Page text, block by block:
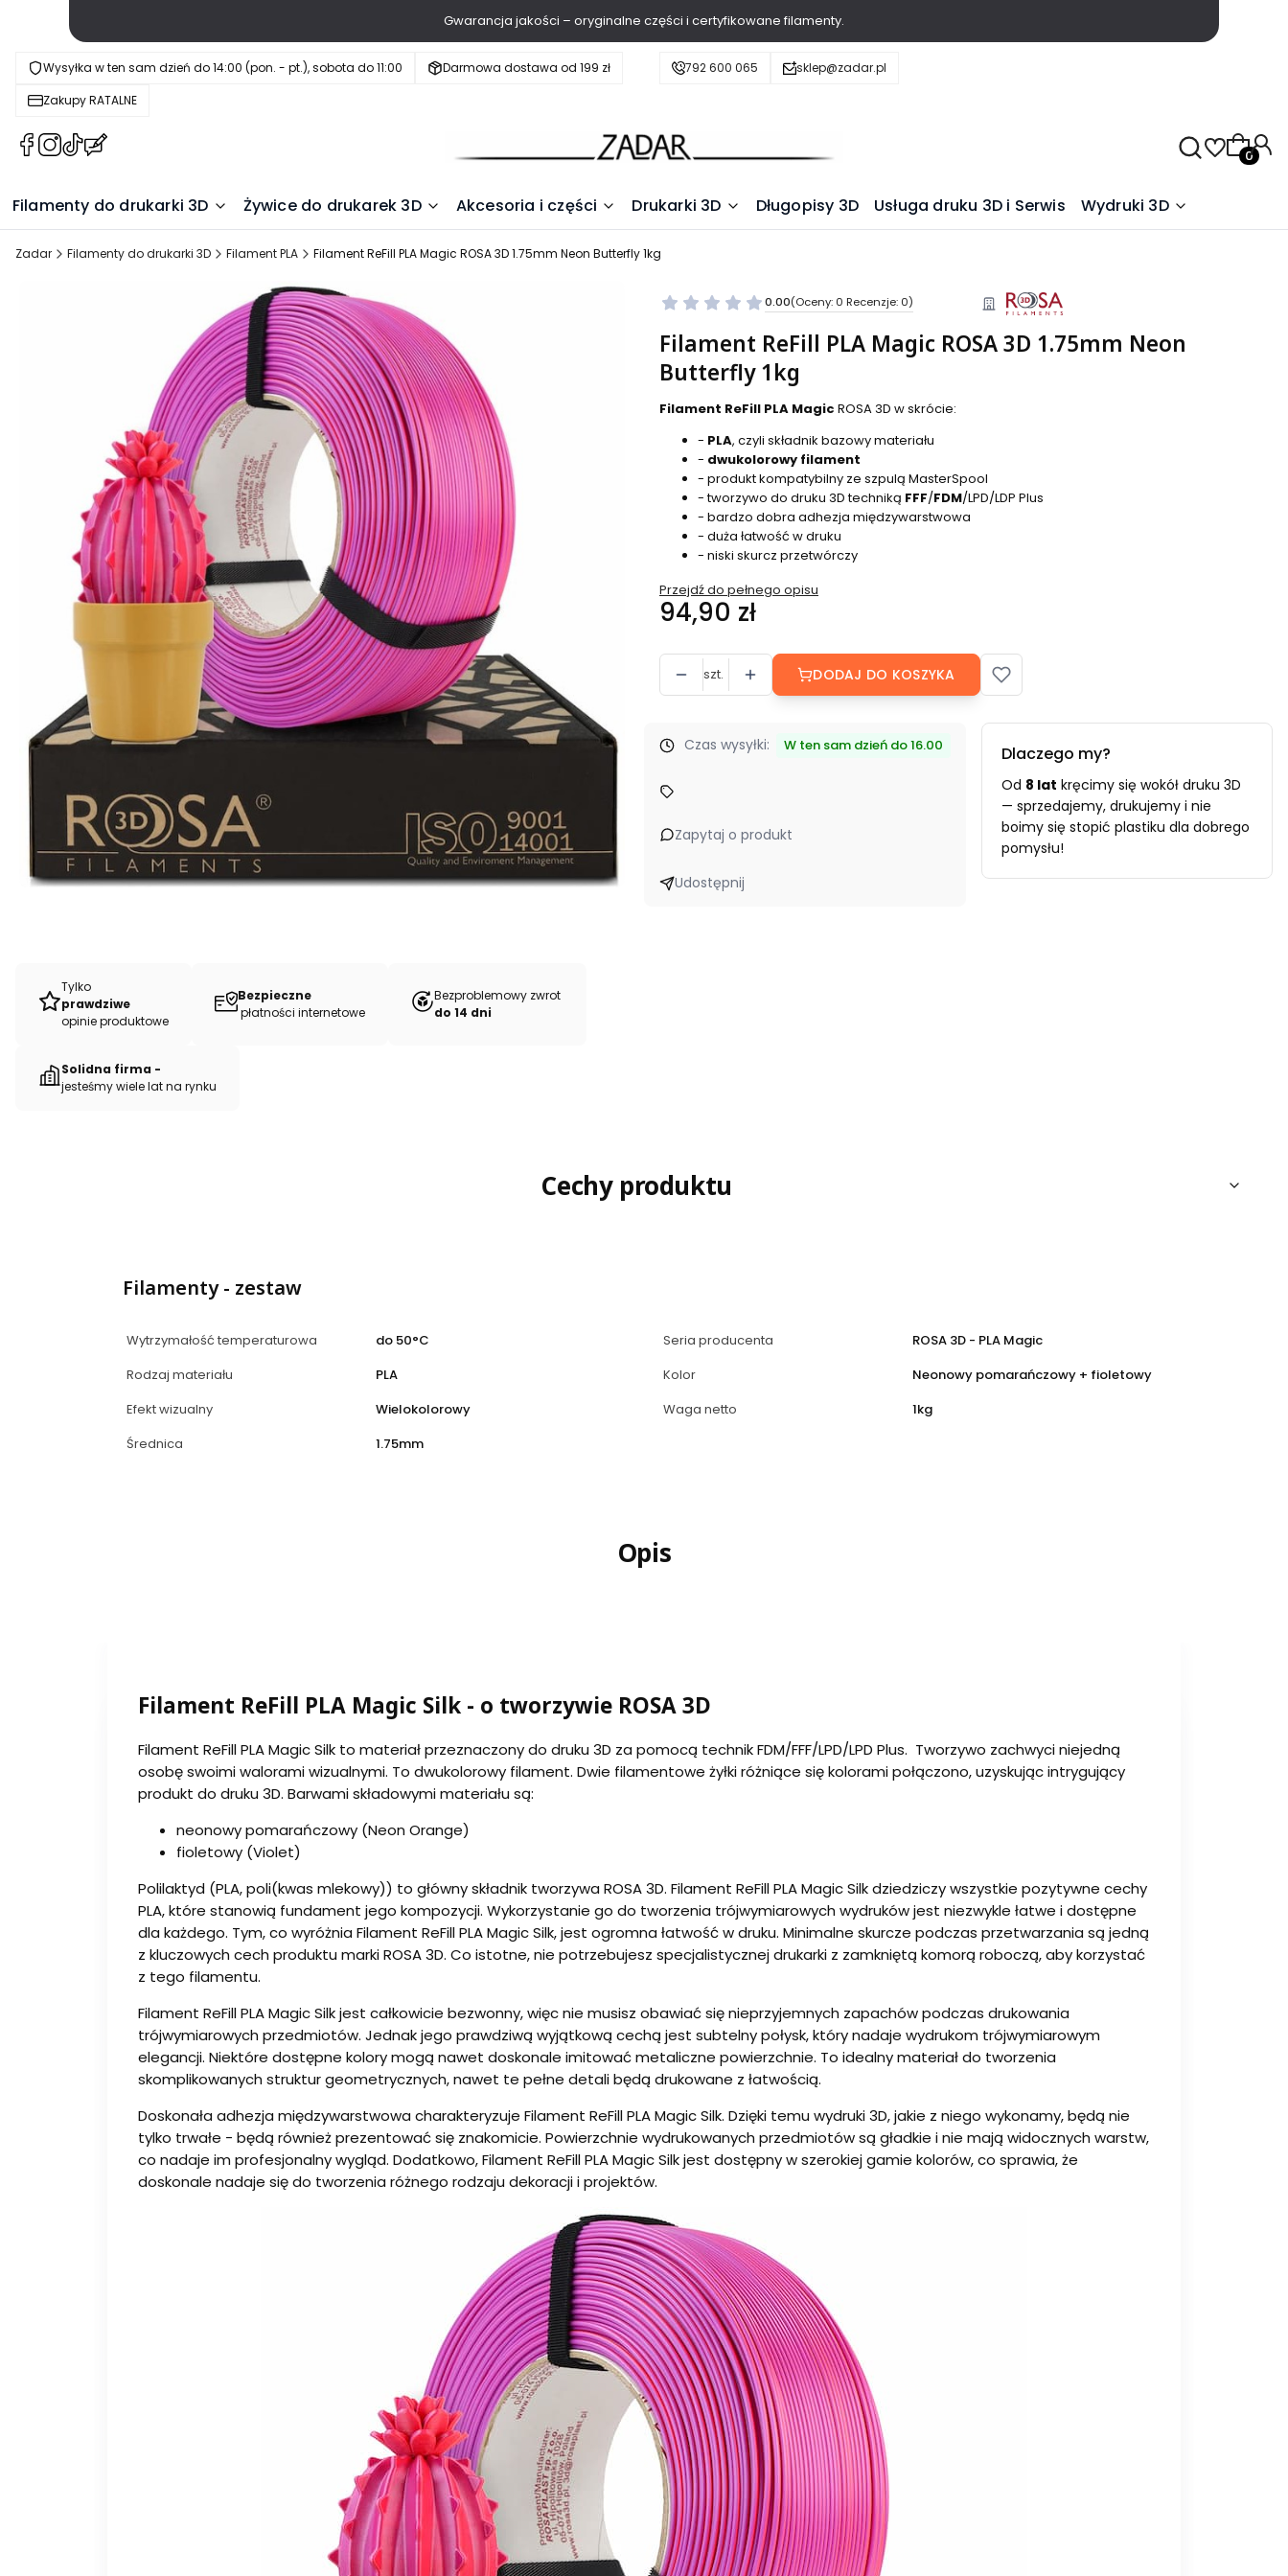
Gwarancja jakości – oryginalne części i certyfikowane filamenty.
Wysyłka w ten sam dzień do 14:00 (pon. - pt.), sobota do 11:00
Darmowa dostawa od 199 zł
Zakupy RATALNE
792 600 065 sklep@zadar.pl
(Otwiera
nowej
karcie)
(Otwiera
nowej
karcie)
(Otwiera
nowej
karcie)
(Otwiera
nowej
karcie)
Filamenty do drukarki 3D Żywice do drukarek 3D Akcesoria i części Drukarki 3D Długopisy 3D Usługa druku 3D i Serwis Wydruki 3D
Zadar Filamenty do drukarki 3D Filament PLA Filament ReFill PLA Magic ROSA 3D 1.75mm Neon Butterfly 1kg
Tylko
prawdziwe
opinie produktowe
Bezpieczne
płatności internetowe
Bezproblemowy zwrot
do 14 dni
Solidna firma -
jesteśmy wiele lat na rynku
0.00(Oceny: 0 Recenzje: 0)
Filament ReFill PLA Magic ROSA 3D 1.75mm Neon
Butterfly 1kg
Filament ReFill PLA Magic ROSA 3D w skrócie:
- PLA, czyli składnik bazowy materiału
- dwukolorowy filament
- produkt kompatybilny ze szpulą MasterSpool
- tworzywo do druku 3D techniką FFF/FDM/LPD/LDP Plus
- bardzo dobra adhezja międzywarstwowa
- duża łatwość w druku
- niski skurcz przetwórczy
Przejdź do pełnego opisu
Cena
94,90 zł
szt. DODAJ DO KOSZYKA
Czas wysyłki: W ten sam dzień do 16.00
Zapytaj o produkt
Udostępnij
Dlaczego my?
Od 8 lat kręcimy się wokół druku 3D
— sprzedajemy, drukujemy i nie
boimy się stopić plastiku dla dobrego
pomysłu!
Cechy produktu
Filamenty - zestaw
Wytrzymałość temperaturowa do 50°C Seria producenta
ROSA 3D - PLA Magic
Rodzaj materiału
PLA Kolor
Neonowy pomarańczowy + fioletowy
Efekt wizualny
Wielokolorowy Waga netto
1kg
Średnica
1.75mm
Opis
Filament ReFill PLA Magic Silk - o tworzywie ROSA 3D
Filament ReFill PLA Magic Silk to materiał przeznaczony do druku 3D za pomocą technik FDM/FFF/LPD/LPD Plus. Tworzywo zachwyci niejedną
osobę swoimi walorami wizualnymi. To dwukolorowy filament. Dwie filamentowe żyłki różniące się kolorami połączono, uzyskując intrygujący
produkt do druku 3D. Barwami składowymi materiału są:
neonowy pomarańczowy (Neon Orange)
fioletowy (Violet)
Polilaktyd (PLA, poli(kwas mlekowy)) to główny składnik tworzywa ROSA 3D. Filament ReFill PLA Magic Silk dziedziczy wszystkie pozytywne cechy
PLA, które stanowią fundament jego kompozycji. Wykorzystanie go do tworzenia trójwymiarowych wydruków jest niezwykle łatwe i dostępne
dla każdego. Tym, co wyróżnia Filament ReFill PLA Magic Silk, jest ogromna łatwość w druku. Minimalne skurcze podczas przetwarzania są jedną
z kluczowych cech produktu marki ROSA 3D. Co istotne, nie potrzebujesz specjalistycznej drukarki z zamkniętą komorą roboczą, aby korzystać
z tego filamentu.
Filament ReFill PLA Magic Silk jest całkowicie bezwonny, więc nie musisz obawiać się nieprzyjemnych zapachów podczas drukowania
trójwymiarowych przedmiotów. Jednak jego prawdziwą wyjątkową cechą jest subtelny połysk, który nadaje wydrukom trójwymiarowym
elegancji. Niektóre dostępne kolory mogą nawet doskonale imitować metaliczne powierzchnie. To idealny materiał do tworzenia
skomplikowanych struktur geometrycznych, nawet te pełne detali będą drukowane z łatwością.
Doskonała adhezja międzywarstwowa charakteryzuje Filament ReFill PLA Magic Silk. Dzięki temu wydruki 3D, jakie z niego wykonamy, będą nie
tylko trwałe - będą również prezentować się znakomicie. Powierzchnie wydrukowanych przedmiotów są gładkie i nie mają widocznych warstw,
co nadaje im profesjonalny wygląd. Dodatkowo, Filament ReFill PLA Magic Silk jest dostępny w szerokiej gamie kolorów, co sprawia, że
doskonale nadaje się do tworzenia różnego rodzaju dekoracji i projektów.